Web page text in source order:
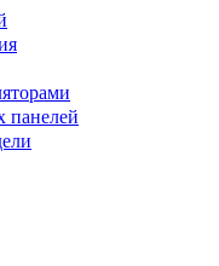
панелей